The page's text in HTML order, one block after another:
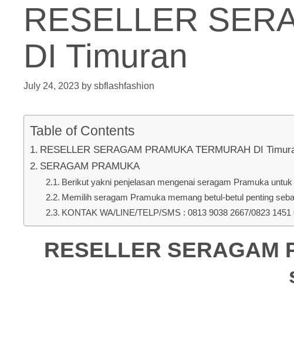
RESELLER
DI Timuran
July 24, 2023 by sbflashfashion
Table of Contents
RESELLER SERAGAM PRAMUKA TERMURAH DI
SERAGAM PRAMUKA
Berikut yakni penjelasan mengenai seragam Pramuka untuk
Memilih seragam Pramuka memang betul-betul penting
KONTAK WA/LINE/TELP/SMS : 0813 9038 2667/0823
RESELLER SERAGAM